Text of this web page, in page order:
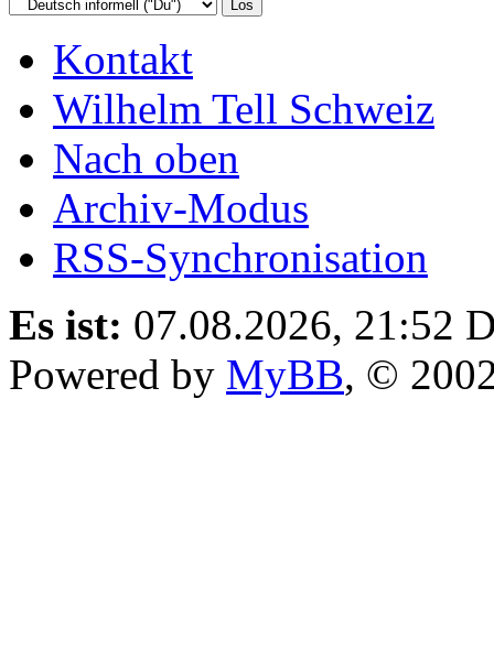
Kontakt
Wilhelm Tell Schweiz
Nach oben
Archiv-Modus
RSS-Synchronisation
Es ist: 07.08.2026, 21:52
Powered by MyBB, ©